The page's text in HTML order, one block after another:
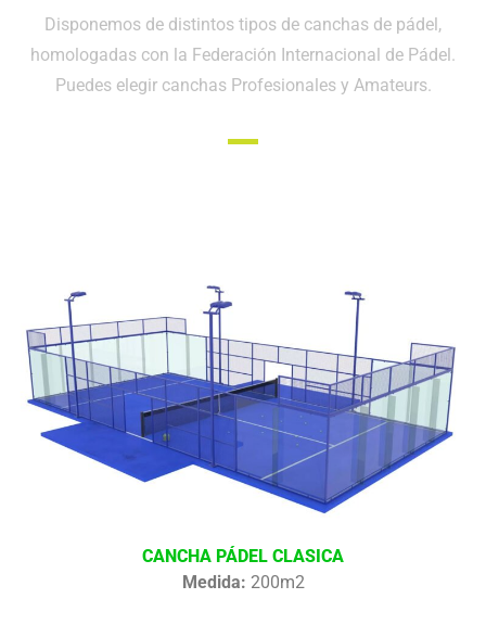
Disponemos de distintos tipos de canchas de pádel,
homologadas con la Federación Internacional de Pádel.
Puedes elegir canchas Profesionales y Amateurs.
CANCHA PÁDEL CLASICA
Medida: 200m2